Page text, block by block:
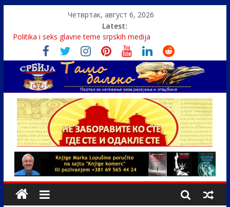
Четвртак, август 6, 2026
Latest:
Politika i seks glavne teme srpskih medija
U Srbiji pola miliona migranata, 100 000 stranaca se zaposlilo
Како је „Господар књига“ проглашен народним
непријатељем
Čije je pravo na istinu o Nikoli Tesli?
Srbin zaspao na Dunavu, reka ga odnela u Rumuniju